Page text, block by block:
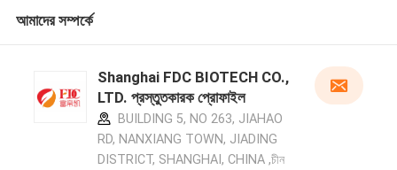
আমাদের সম্পর্কে
Shanghai FDC BIOTECH CO.,
LTD. প্রস্তুতকারক প্রোফাইল
BUILDING 5, NO 263, JIAHAO
RD, NANXIANG TOWN, JIADING
DISTRICT, SHANGHAI, CHINA ,চীন